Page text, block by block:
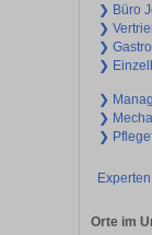
❯ Büro
❯
❯
❯
❯
❯
❯
Orte im